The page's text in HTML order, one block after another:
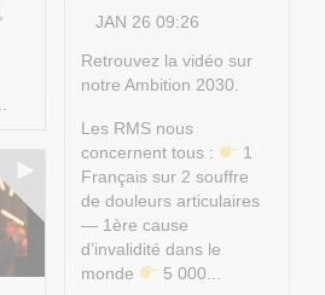
JAN 26 09:26
Retrouvez la vidéo sur
notre Ambition 2030.
Les RMS nous
concernent tous :
1
Français sur 2 souffre
de douleurs articulaires
— 1ère cause
d’invalidité dans le
monde
5 000...